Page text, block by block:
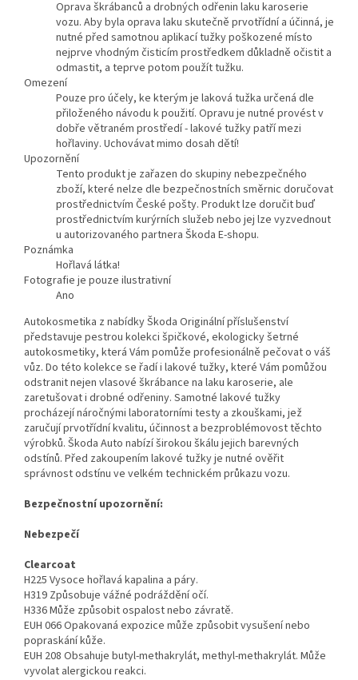
Oprava škrábanců a drobných odřenin laku karoserie
vozu. Aby byla oprava laku skutečně prvotřídní a účinná, je
nutné před samotnou aplikací tužky poškozené místo
nejprve vhodným čisticím prostředkem důkladně očistit a
odmastit, a teprve potom použít tužku.
Omezení
Pouze pro účely, ke kterým je laková tužka určená dle
přiloženého návodu k použití. Opravu je nutné provést v
dobře větraném prostředí - lakové tužky patří mezi
hořlaviny. Uchovávat mimo dosah dětí!
Upozornění
Tento produkt je zařazen do skupiny nebezpečného
zboží, které nelze dle bezpečnostních směrnic doručovat
prostřednictvím České pošty. Produkt lze doručit buď
prostřednictvím kurýrních služeb nebo jej lze vyzvednout
u autorizovaného partnera Škoda E-shopu.
Poznámka
Hořlavá látka!
Fotografie je pouze ilustrativní
Ano
Autokosmetika z nabídky Škoda Originální příslušenství
představuje pestrou kolekci špičkové, ekologicky šetrné
autokosmetiky, která Vám pomůže profesionálně pečovat o váš
vůz. Do této kolekce se řadí i lakové tužky, které Vám pomůžou
odstranit nejen vlasové škrábance na laku karoserie, ale
zaretušovat i drobné odřeniny. Samotné lakové tužky
procházejí náročnými laboratorními testy a zkouškami, jež
zaručují prvotřídní kvalitu, účinnost a bezproblémovost těchto
výrobků. Škoda Auto nabízí širokou škálu jejich barevných
odstínů. Před zakoupením lakové tužky je nutné ověřit
správnost odstínu ve velkém technickém průkazu vozu.
Bezpečnostní upozornění:
Nebezpečí
Clearcoat
H225 Vysoce hořlavá kapalina a páry.
H319 Způsobuje vážné podráždění očí.
H336 Může způsobit ospalost nebo závratě.
EUH 066 Opakovaná expozice může způsobit vysušení nebo
popraskání kůže.
EUH 208 Obsahuje butyl-methakrylát, methyl-methakrylát. Může
vyvolat alergickou reakci.